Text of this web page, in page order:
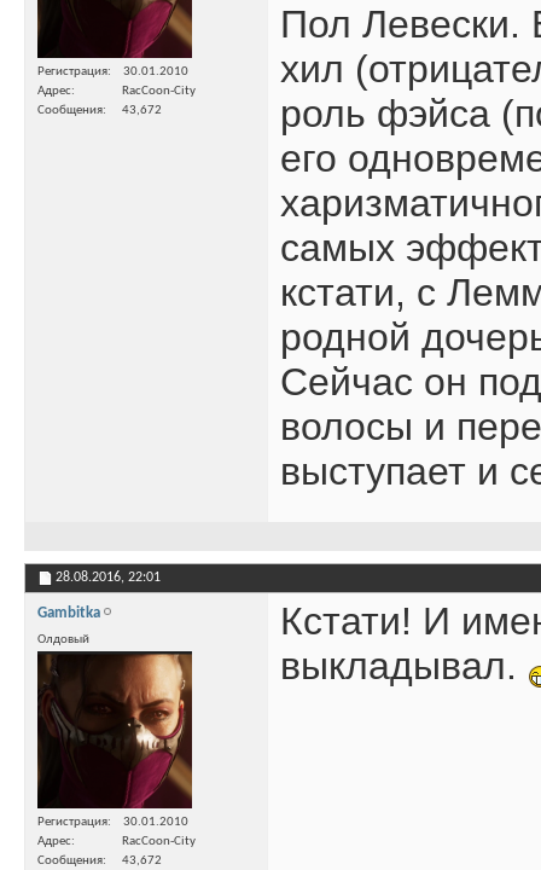
Регистрация
30.01.2010
Адрес
RacCoon-City
Сообщения
43,672
Пол Левески.
хил
роль фэйса
его
самых
кстати, с
родной
Сейчас он
волосы и
выступает и
28.08.2016, 22:01
Gambitka
Олдовый
Регистрация
30.01.2010
Адрес
RacCoon-City
Сообщения
43,672
Кстати! И
выкладывал.